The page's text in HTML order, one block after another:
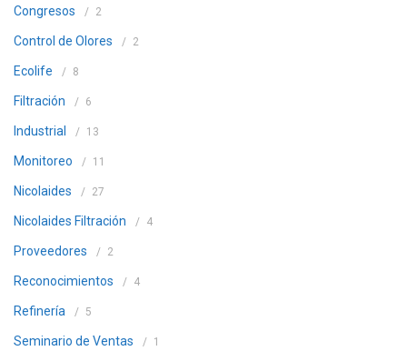
Congresos 2
Control de Olores 2
Ecolife 8
Filtración 6
Industrial 13
Monitoreo 11
Nicolaides 27
Nicolaides Filtración 4
Proveedores 2
Reconocimientos 4
Refinería 5
Seminario de Ventas 1